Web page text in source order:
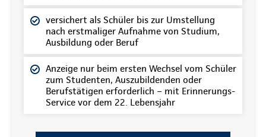
versichert als Schüler bis zur Umstellung
nach erstmaliger Aufnahme von Studium,
Ausbildung oder Beruf
Anzeige nur beim ersten Wechsel vom Schüler
zum Studenten, Auszubildenden oder
Berufstätigen erforderlich – mit Erinnerungs-
Service vor dem 22. Lebensjahr